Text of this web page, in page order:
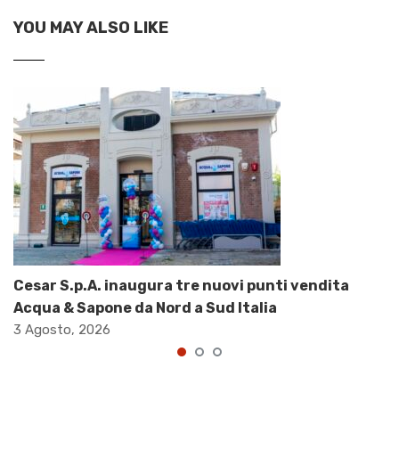
YOU MAY ALSO LIKE
Cesar S.p.A. inaugura tre nuovi punti vendita
Acqua & Sapone da Nord a Sud Italia
3 Agosto, 2026